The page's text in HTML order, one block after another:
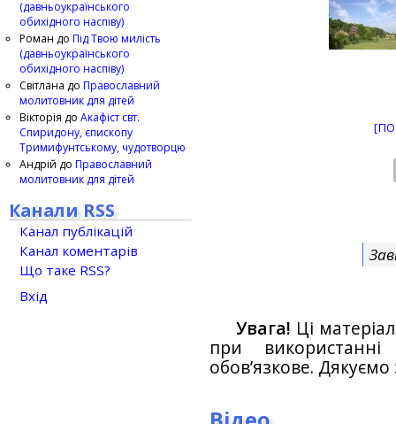
Увага! Ці
при
обов’язкове.
(давньоукраїнського
обихідного наспіву)
Роман до Під Твою милість
(давньоукраїнського
обихідного наспіву)
Світлана до Православний
молитовник для дітей
Вікторія до Акафіст свт.
Спиридону, єпископу
Тримифунтському, чудотворцю
Андрій до Православний
молитовник для дітей
Канали RSS
Канал публікацій
Канал коментарів
Що таке RSS?
Вхід